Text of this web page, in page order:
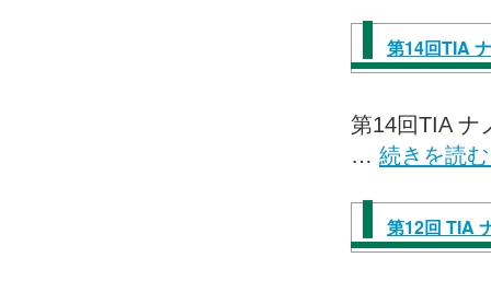
第14回TIA
第14回TIA
… 続きを読
第12回 TIA